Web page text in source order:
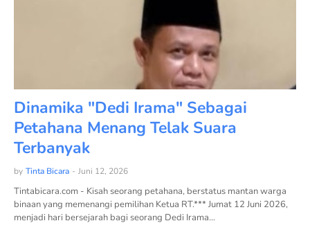
Dinamika "Dedi Irama" Sebagai
Petahana Menang Telak Suara
Terbanyak
by Tinta Bicara - Juni 12, 2026
Tintabicara.com - Kisah seorang petahana, berstatus mantan warga
binaan yang memenangi pemilihan Ketua RT.*** Jumat 12 Juni 2026,
menjadi hari bersejarah bagi seorang Dedi Irama…